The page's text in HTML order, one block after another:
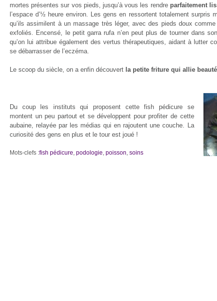
mortes présentes sur vos pieds, jusqu’à vous les rendre parfaitement
l’espace d’½ heure environ. Les gens en ressortent totalement surpris
qu’ils assimilent à un massage très léger, avec des pieds doux
exfoliés. Encensé, le petit garra rufa n’en peut plus de tourner dans
qu’on lui attribue également des vertus thérapeutiques, aidant à lutter
se débarrasser de l’eczéma.
Le scoop du siècle, on a enfin découvert la petite friture qui allie
Du coup les instituts qui proposent cette fish pédicure se
montent un peu partout et se développent pour profiter de cette
aubaine, relayée par les médias qui en rajoutent une couche. La
curiosité des gens en plus et le tour est joué !
Mots-clefs :fish pédicure, podologie, poisson, soins